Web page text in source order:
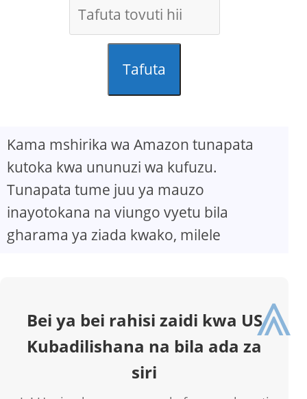
Tafuta
Kama mshirika wa Amazon tunapata
kutoka kwa ununuzi wa kufuzu.
Tunapata tume juu ya mauzo
inayotokana na viungo vyetu bila
gharama ya ziada kwako, milele
Bei ya bei rahisi zaidi kwa US
Kubadilishana na bila ada za
siri
⩓